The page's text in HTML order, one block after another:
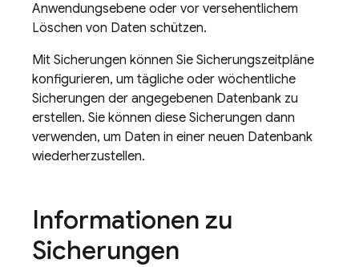
Anwendungsebene oder vor versehentlichem
Löschen von Daten schützen.
Mit Sicherungen können Sie Sicherungszeitpläne
konfigurieren, um tägliche oder wöchentliche
Sicherungen der angegebenen Datenbank zu
erstellen. Sie können diese Sicherungen dann
verwenden, um Daten in einer neuen Datenbank
wiederherzustellen.
Informationen zu
Sicherungen